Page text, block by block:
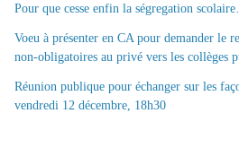
Pour que cesse enfin la ségregation
Voeu à présenter en CA pour demander le
non-obligatoires au privé vers les collèges
Réunion publique pour échanger sur les
vendredi 12 décembre, 18h30